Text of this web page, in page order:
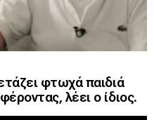
φτωχά παιδιά
λέει ο ίδιος.